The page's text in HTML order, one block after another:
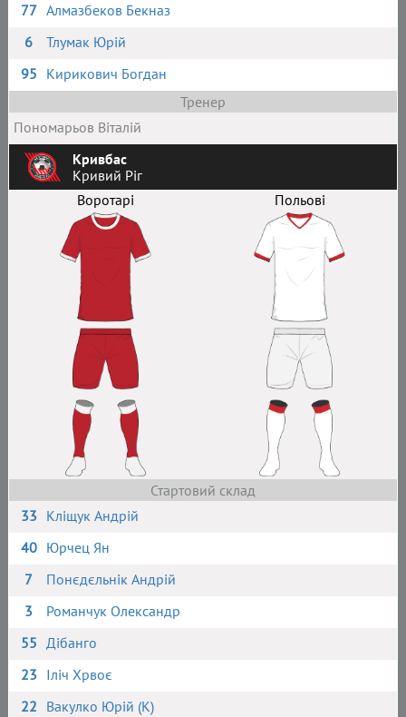
77 Алмазбеков Бекназ
6
Тлумак Юрій
95 Кирикович Богдан
Тренер
Пономарьов Віталій
Кривбас
Кривий Ріг
Воротарі
Польові
Стартовий склад
33 Кліщук Андрій
40 Юрчец Ян
7
Понєдєльнік Андрій
3
Романчук Олександр
55 Дібанго
23 Іліч Хрвоє
22 Вакулко Юрій (К)